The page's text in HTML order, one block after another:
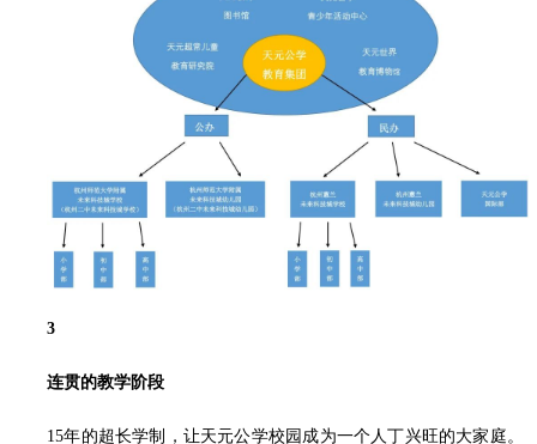
3
连贯的教学阶段
15年的超长学制，让天元公学校园成为一个人丁兴旺的大家庭。